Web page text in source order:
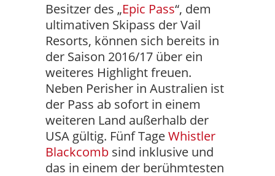
Besitzer des „Epic Pass“, dem
ultimativen Skipass der Vail
Resorts, können sich bereits in
der Saison 2016/17 über ein
weiteres Highlight freuen.
Neben Perisher in Australien ist
der Pass ab sofort in einem
weiteren Land außerhalb der
USA gültig. Fünf TageWhistler
Blackcomb sind inklusive und
das in einem der berühmtesten